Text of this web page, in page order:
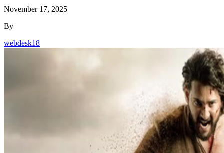
November 17, 2025
By
webdesk18